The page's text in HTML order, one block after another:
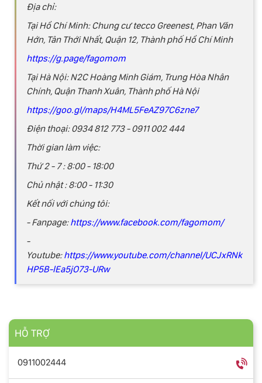
Địa chỉ:
Tại Hồ Chí Minh: Chung cư tecco Greenest, Phan Văn
Hớn, Tân Thới Nhất, Quận 12, Thành phố Hồ Chí Minh
https://g.page/fagomom
Tại Hà Nội: N2C Hoàng Minh Giám, Trung Hòa Nhân
Chính, Quận Thanh Xuân, Thành phố Hà Nội
https://goo.gl/maps/H4ML5FeAZ97C6zne7
Điện thoại: 0934 812 773 - 0911 002 444
Thời gian làm việc:
Thứ 2 - 7 : 8:00 - 18:00
Chủ nhật : 8:00 - 11:30
Kết nối với chúng tôi:
- Fanpage:https://www.facebook.com/fagomom/
-
Youtube:https://www.youtube.com/channel/UCJxRNk
HP5B-lEa5jO73-URw
HỖ TRỢ
0911002444